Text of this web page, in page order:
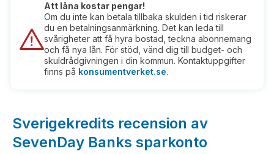
Att låna kostar pengar!
Om du inte kan betala tillbaka skulden i tid riskerar
du en betalningsanmärkning. Det kan leda till
svårigheter att få hyra bostad, teckna abonnemang
och få nya lån. För stöd, vänd dig till budget- och
skuldrådgivningen i din kommun. Kontaktuppgifter
finns på konsumentverket.se.
Sverigekredits recension av
SevenDay Banks sparkonto